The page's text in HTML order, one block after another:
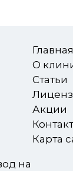
на
Главная
О
Статьи
Акции
Карта